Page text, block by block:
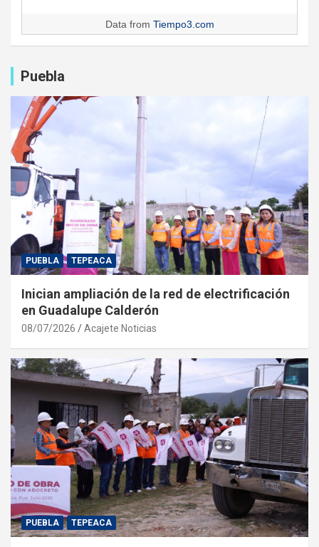
Data from Tiempo3.com
Puebla
PUEBLA TEPEACA
Inician ampliación de la red de electrificación
en Guadalupe Calderón
08/07/2026 Acajete Noticias
PUEBLA TEPEACA